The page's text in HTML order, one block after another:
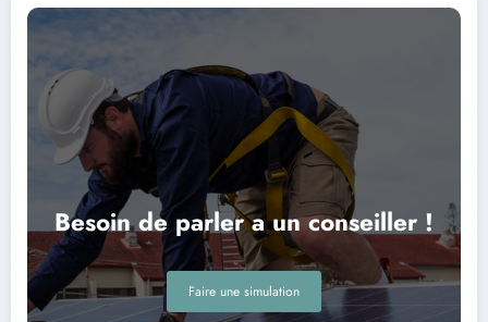
Besoin de parler a un conseiller !
Faire une simulation